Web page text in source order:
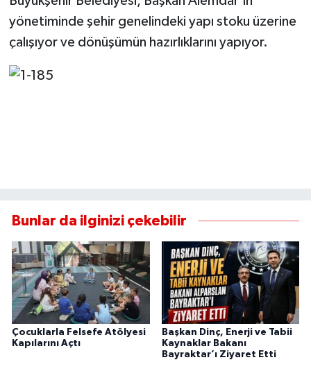
yönetiminde şehir genelindeki yapı stoku üzerine
çalışıyor ve dönüşümün hazırlıklarını yapıyor.
Bunlar da ilginizi çekebilir
Çocuklarla Felsefe Atölyesi
Kapılarını Açtı
Başkan Dinç, Enerji ve Tabii
Kaynaklar Bakanı
Bayraktar’ı Ziyaret Etti